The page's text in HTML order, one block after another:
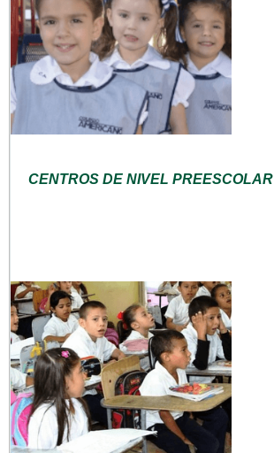
CENTROS DE NIVEL PREESCOLAR